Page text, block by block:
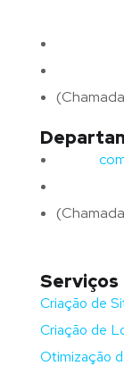
Serviços
Criação de
Criação de
Otimização